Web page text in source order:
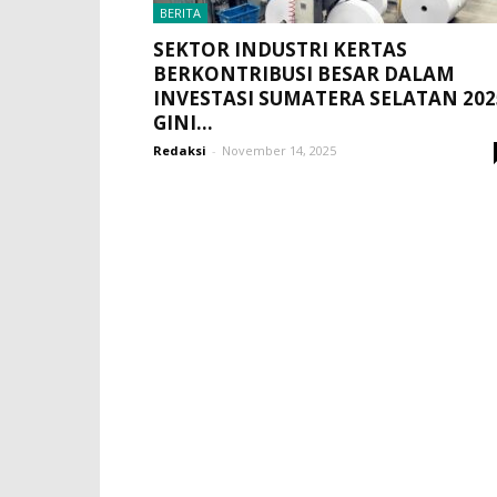
BERITA
SEKTOR INDUSTRI KERTAS
BERKONTRIBUSI BESAR DALAM
INVESTASI SUMATERA SELATAN
GINI...
Redaksi - November 14, 2025